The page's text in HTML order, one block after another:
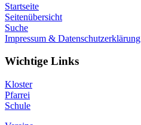
Startseite
Seitenübersicht
Suche
Impressum & Datenschutzerklärung
Wichtige Links
Kloster
Pfarrei
Schule